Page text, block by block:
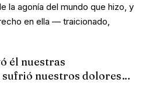
la agonía del mundo que hizo, y
en ella — traicionado,
él nuestras
sufrió nuestros dolores…